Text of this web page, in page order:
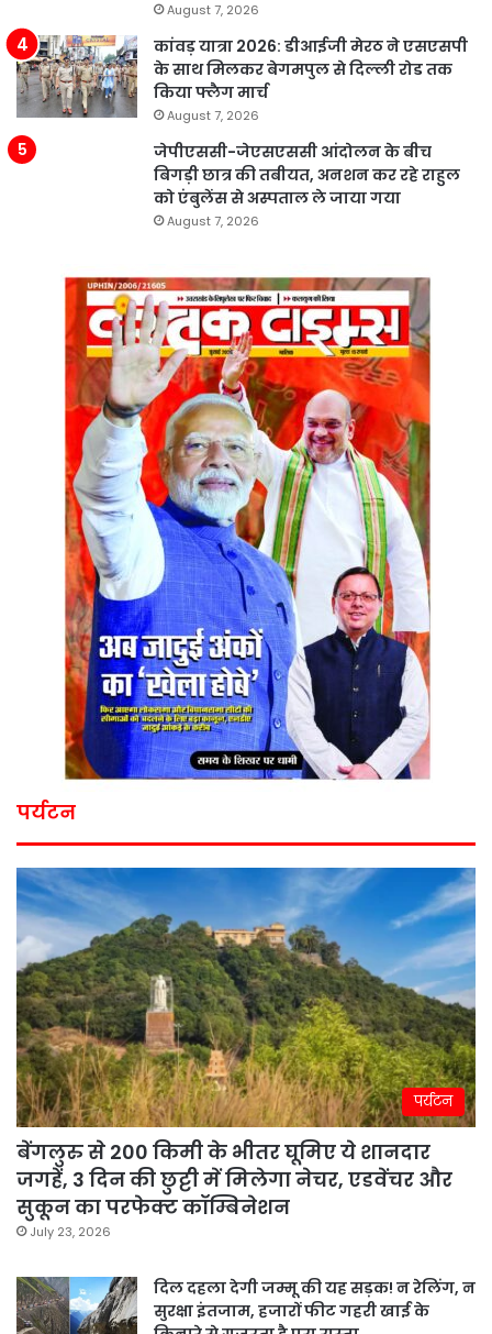
August 7, 2026
कांवड़ यात्रा 2026: डीआईजी मेरठ ने एसएसपी
के साथ मिलकर बेगमपुल से दिल्ली रोड तक
किया फ्लैग मार्च
August 7, 2026
जेपीएससी-जेएसएससी आंदोलन के बीच
बिगड़ी छात्र की तबीयत, अनशन कर रहे राहुल
को एंबुलेंस से अस्पताल ले जाया गया
August 7, 2026
पर्यटन
पर्यटन
बेंगलुरु से 200 किमी के भीतर घूमिए ये शानदार
जगहें, 3 दिन की छुट्टी में मिलेगा नेचर, एडवेंचर और
सुकून का परफेक्ट कॉम्बिनेशन
July 23, 2026
दिल दहला देगी जम्मू की यह सड़क! न रेलिंग, न
सुरक्षा इंतजाम, हजारों फीट गहरी खाई के